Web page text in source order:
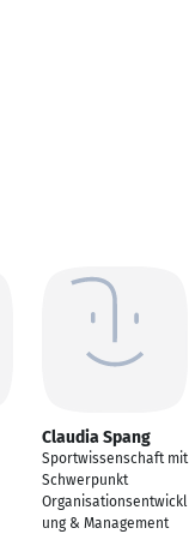
Claudia Spang
Sportwissenschaft mit
Schwerpunkt
Organisationsentwickl
ung & Management